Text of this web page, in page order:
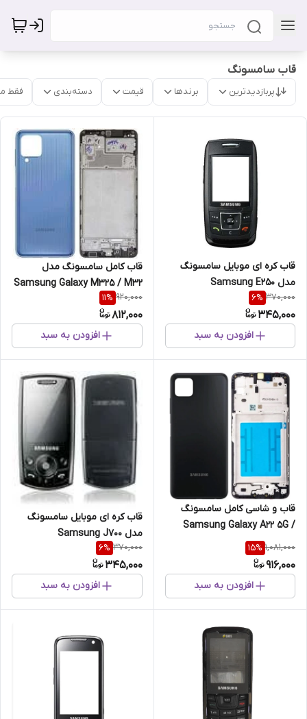
قاب سامسونگ
پربازدیدترین برندها قیمت دسته‌بندی فقط
قاب کره ای موبایل سامسونگ
مدل Samsung E250
370,000
6%
345,000
افزودن به سبد
قاب کامل سامسونگ مدل
Samsung Galaxy M325 / M32
4G رنگ سفید
920,000
11%
812,000
افزودن به سبد
قاب و شاسی کامل سامسونگ
Samsung Galaxy A22 5G /
A226
1,081,000
15%
916,000
افزودن به سبد
قاب کره ای موبایل سامسونگ
مدل Samsung J700
370,000
6%
345,000
افزودن به سبد